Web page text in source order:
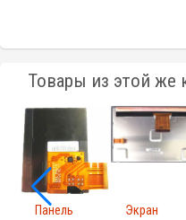
Товары из этой же
Панель
Экран